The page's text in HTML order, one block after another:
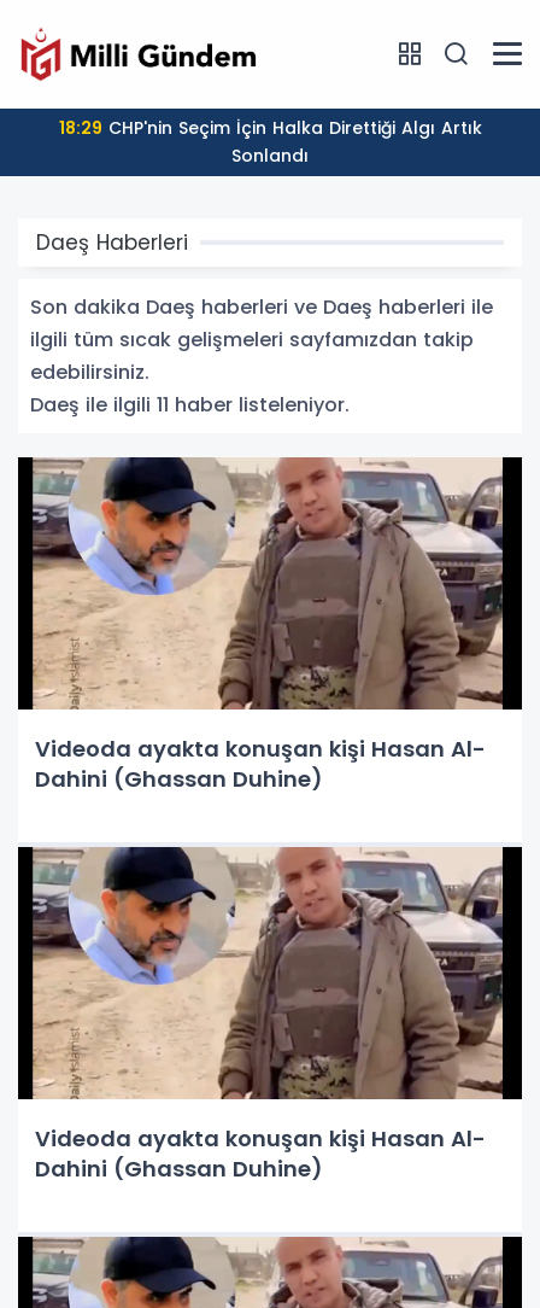
18:29
Sonlandı
Daeş Haberleri
Son dakika Daeş haberleri ve Daeş haberleri ile
ilgili tüm sıcak gelişmeleri sayfamızdan takip
edebilirsiniz.
Daeş ile ilgili 11 haber listeleniyor.
Videoda ayakta konuşan kişi Hasan Al-
Dahini (Ghassan Duhine)
Videoda ayakta konuşan kişi Hasan Al-
Dahini (Ghassan Duhine)